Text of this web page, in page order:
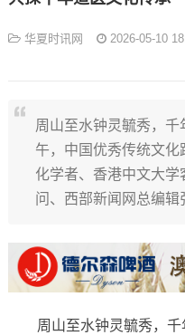
华夏时讯网 2026-05-10
周山至水钟灵毓秀，
午，中国优秀传统文
化学者、香港中文大
问、西部新闻网总编辑
周山至水钟灵毓秀，千